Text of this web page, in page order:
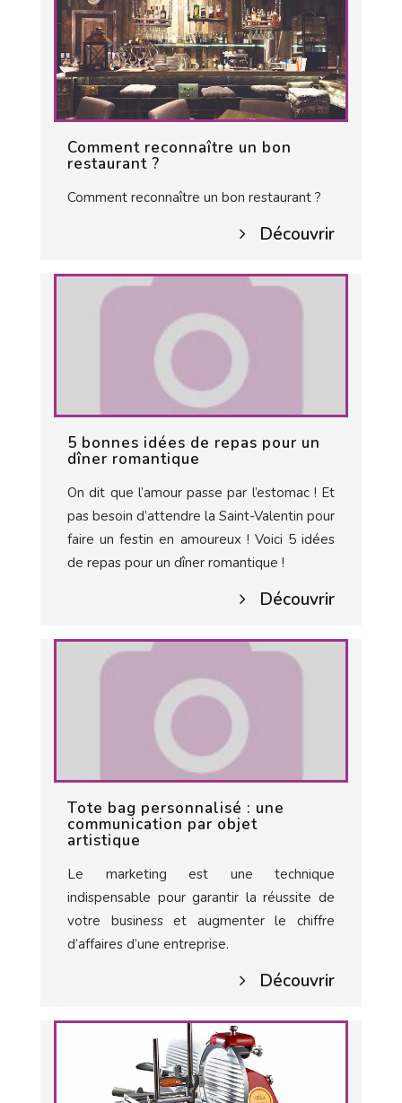
Comment reconnaître un bon
restaurant ?
Comment reconnaître un bon restaurant ?
Découvrir
5 bonnes idées de repas pour un
dîner romantique
On dit que l’amour passe par l’estomac ! Et
pas besoin d’attendre la Saint-Valentin pour
faire un festin en amoureux ! Voici 5 idées
de repas pour un dîner romantique !
Découvrir
Tote bag personnalisé : une
communication par objet
artistique
Le marketing est une technique
indispensable pour garantir la réussite de
votre business et augmenter le chiffre
d’affaires d’une entreprise.
Découvrir